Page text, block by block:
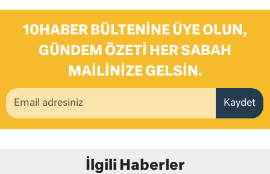
10HABER BÜLTENINE ÜYE OLUN,
GÜNDEM ÖZETI HER SABAH
MAILINIZE GELSIN.
Kaydet
İlgili Haberler